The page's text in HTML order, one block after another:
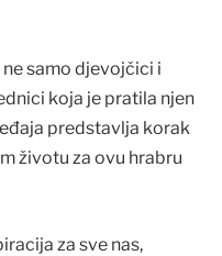
samo djevojčici i
koja je pratila njen
predstavlja korak
životu za ovu hrabru
za sve nas,